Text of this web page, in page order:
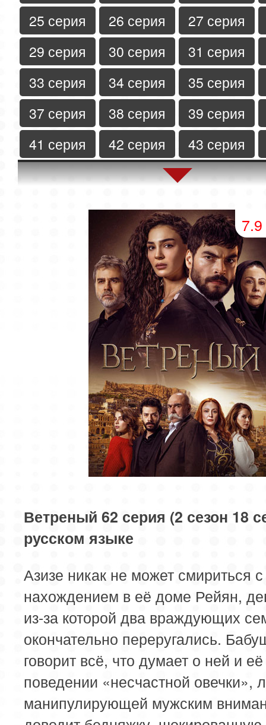
25 серия
26 серия
27 серия
29 серия
30 серия
31 серия
33 серия
34 серия
35 серия
37 серия
38 серия
39 серия
41 серия
42 серия
43 серия
45 серия
46 серия
47 серия
50 серия
51 серия
54 серия
55 серия
58 серия
59 серия
62 серия
63 серия
66 серия
67 серия
70 серия
71 серия
74 серия
75 серия
78 серия
79 серия
82 серия
83 серия
86 серия
87 серия
89 серия
90 серия
91 серия
93 серия
94 серия
97 серия
98 серия 99 серия
7.9
Ветреный 62 серия (2 сезон 18
русском языке
Азизе никак не может смириться с
нахождением в её доме Рейян,
из-за которой два враждующих
окончательно переругались.
говорит всё, что думает о ней и её
поведении «несчастной овечки»,
манипулирующей мужским